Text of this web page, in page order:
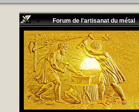
Forum de l'artisanat du métal